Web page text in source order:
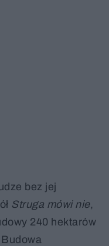
bez jej
Struga mówi nie,
240 hektarów